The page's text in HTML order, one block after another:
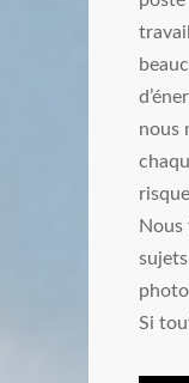
nous
Si